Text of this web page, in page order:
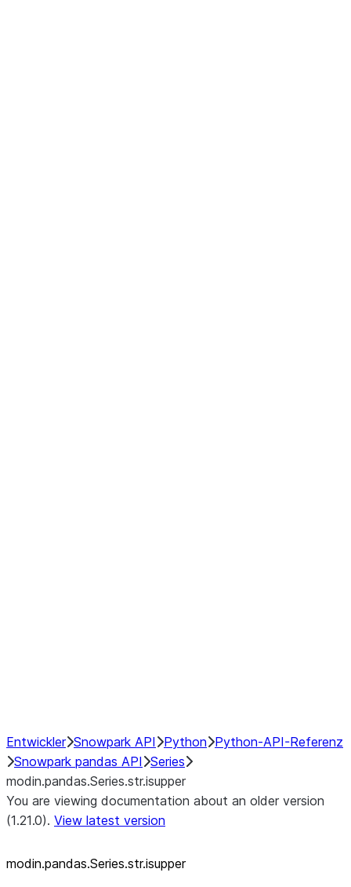
Entwickler Snowpark API Python Python-API-Referenz
Snowpark pandas API Series
modin.pandas.Series.str.isupper
You are viewing documentation about an older version
(1.21.0). View latest version
modin.pandas.Series.str.isupper